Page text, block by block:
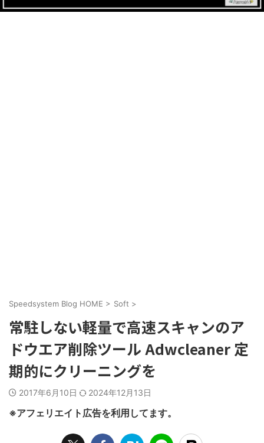
Speedsystem Blog HOME > Soft >
常駐しない軽量で高速スキャンのア
ドウエア削除ツール Adwcleaner 定
期的にクリーニングを
2017年6月10日 2024年12月13日
※アフェリエイト広告を利用してます。